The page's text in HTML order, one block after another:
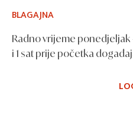
BLAGAJNA
Radno vrijeme ponedjeljak
i 1 sat prije početka